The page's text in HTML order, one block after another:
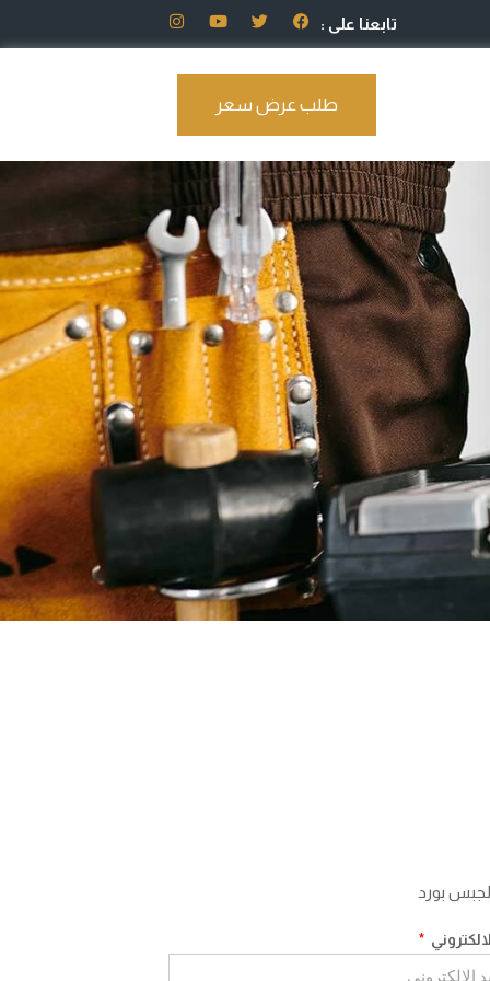
تابعنا على :
طلب عرض سعر
بورد